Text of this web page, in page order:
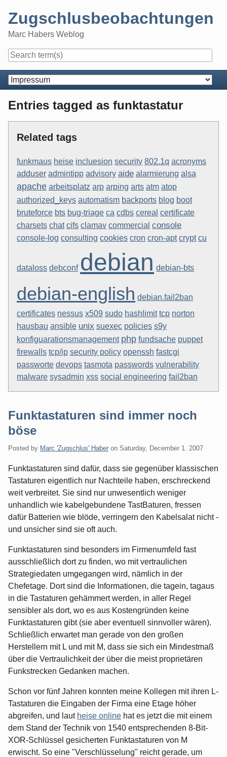
content
Zugschlusbeobachtungen
Marc Habers Weblog
Navigation
Entries tagged as funktastatur
Related tags
funkmaus heise incluesion security 802.1q acronyms
adduser admintipp advisory aide alarmierung alsa
apache arbeitsplatz arp arping arts atm atop
authorized_keys automatism backports blog boot
bruteforce bts bug-triage ca cdbs cereal certificate
charsets chat cifs clamav commercial console
console-log consulting cookies cron cron-apt crypt cu
dataloss debconf debian debian-bts
debian-english debian.fail2ban
certificates nessus x509 sudo hashlimit tcp norton
hausbau ansible unix suexec policies s9y
konfiguarationsmanagement php fundsache puppet
firewalls tcp/ip security policy openssh fastcgi
passworte devops tasmota passwords vulnerability
malware sysadmin xss social engineering fail2ban
Funktastaturen sind immer noch
böse
Posted by Marc 'Zugschlus' Haber on Saturday, December 1. 2007
Funktastaturen sind dafür, dass sie gegenüber klassischen
Tastaturen eigentlich nur Nachteile haben, erschreckend
weit verbreitet. Sie sind nur unwesentlich weniger
unhandlich wie kabelgebundene TastBaturen, fressen
dafür Batterien wie blöde, verringern den Kabelsalat nicht -
und unsicher sind sie oft auch.
Funktastaturen sind besonders im Firmenumfeld fast
ausschließlich dort zu finden, wo mit vertraulichen
Strategiedaten umgegangen wird, nämlich in der
Chefetage. Dort sind die Informationen, die tagein, tagaus
in die Tastaturen gehämmert werden, in aller Regel
sensibler als dort, wo es aus Kostengründen keine
Funktastaturen gibt (sie aber eventuell sinnvoller wären).
Schließlich erwartet man gerade von den großen
Herstellern mit L und mit M, dass sie sich ein Mindestmaß
über die Vertraulichkeit der über die meist proprietären
Funkstrecken Gedanken machen.
Schon vor fünf Jahren konnten meine Kollegen mit ihren L-
Tastaturen die Eingaben der Firma eine Etage höher
abgreifen, und laut heise online hat es jetzt die mit einem
dem Stand der Technik von 1540 entsprechenden 8-Bit-
XOR-Schlüssel gesicherten Funktastaturen von M
erwischt. So eine "Verschlüsselung" reicht gerade, um